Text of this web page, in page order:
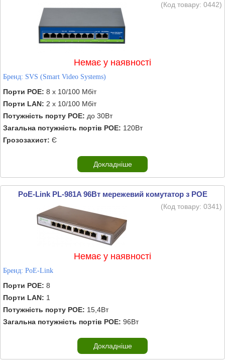
(Код товару: 0442)
Немає у наявності
Бренд: SVS (Smart Video Systems)
Порти POE: 8 х 10/100 Мбіт
Порти LAN: 2 х 10/100 Мбіт
Потужність порту POE: до 30Вт
Загальна потужність портів POE: 120Вт
Грозозахист: Є
Докладніше
PoE-Link PL-981A 96Вт мережевий комутатор з POE
(Код товару: 0341)
Немає у наявності
Бренд: PoE-Link
Порти POE: 8
Порти LAN: 1
Потужність порту POE: 15,4Вт
Загальна потужність портів POE: 96Вт
Докладніше